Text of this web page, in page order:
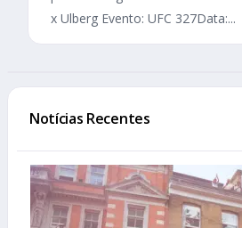
x Ulberg Evento: UFC 327Data:...
Notícias Recentes